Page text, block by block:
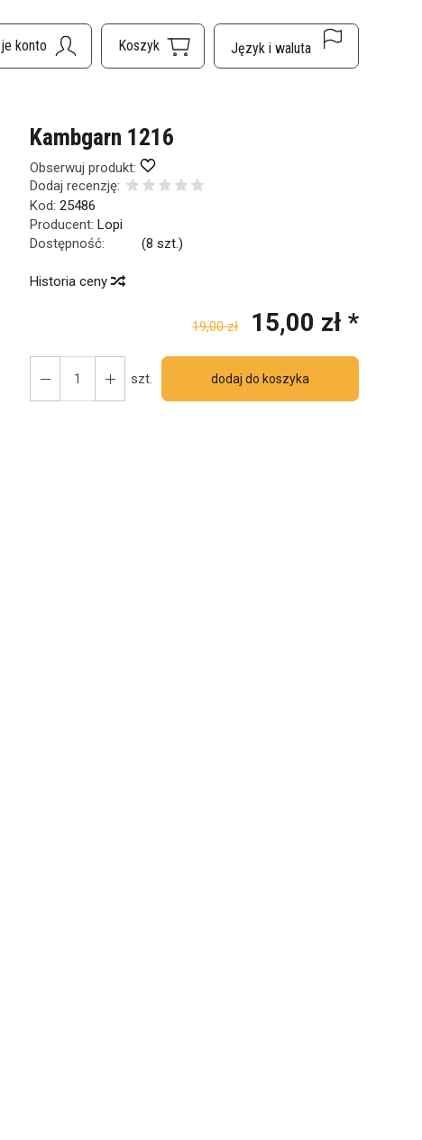
Kambgarn 1216
Obserwuj produkt:
Dodaj recenzję:
Kod: 25486
Producent: Lopi
Dostępność:
(8 szt.)
Historia ceny
19,00 zł 15,00 zł *
szt. dodaj do koszyka